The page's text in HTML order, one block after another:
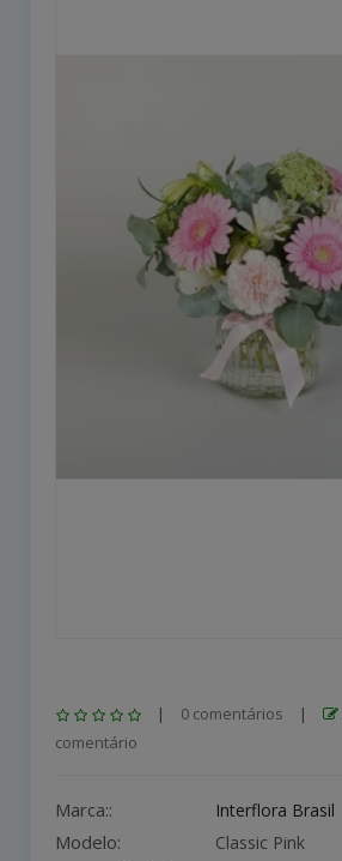
| 0 comentários |
comentário
Marca:: Interflora Brasil
Modelo: Classic Pink